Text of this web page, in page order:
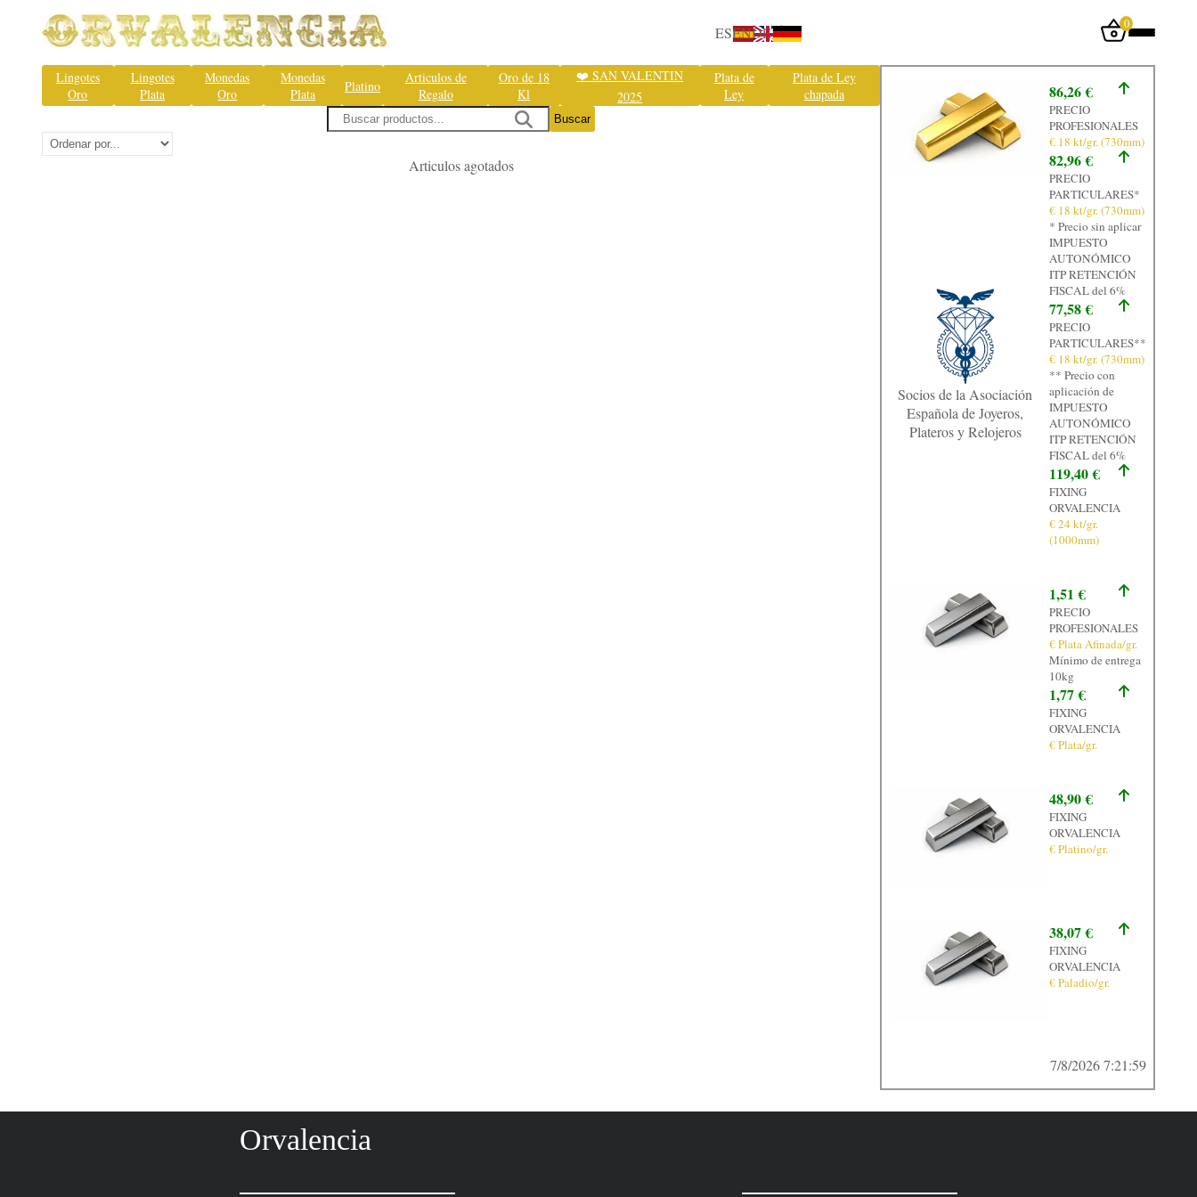
ESENDE 0
Iniciar sesión
Inicio
Tienda
Taller
Tasación
Laboratorio
Joyas
Noticias
Normativa
Contacto
Graficos
Lingotes
Oro
Lingotes
Plata
Monedas
Oro
Monedas
Plata
Platino
Articulos de
Regalo
Oro de 18
Kl
❤️ SAN VALENTIN
2025
Plata de
Ley
Plata de Ley
chapada
Buscar
Articulos agotados
Socios de la Asociación
Española de Joyeros,
Plateros y Relojeros
86,26 €
PRECIO
PROFESIONALES
€ 18 kt/gr. (730mm)
82,96 €
PRECIO
PARTICULARES*
€ 18 kt/gr. (730mm)
* Precio sin aplicar
IMPUESTO
AUTONÓMICO
ITP RETENCIÓN
FISCAL del 6%
77,58 €
PRECIO
PARTICULARES**
€ 18 kt/gr. (730mm)
** Precio con
aplicación de
IMPUESTO
AUTONÓMICO
ITP RETENCIÓN
FISCAL del 6%
119,40 €
FIXING
ORVALENCIA
€ 24 kt/gr.
(1000mm)
1,51 €
PRECIO
PROFESIONALES
€ Plata Afinada/gr.
Mínimo de entrega
10kg
1,77 €
FIXING
ORVALENCIA
€ Plata/gr.
48,90 €
FIXING
ORVALENCIA
€ Platino/gr.
38,07 €
FIXING
ORVALENCIA
€ Paladio/gr.
7/8/2026 7:22:03
Orvalencia